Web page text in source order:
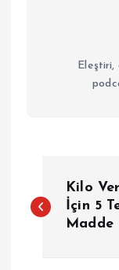
Eleştiri,
a
Kilo
İçin 5
Madde